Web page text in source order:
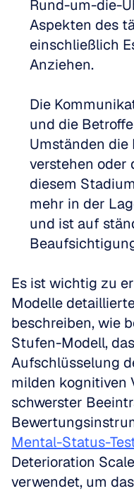
Rund-um-die-
Aspekten des
einschließlich
Anziehen.
Die
und die
Umständen die
verstehen oder
diesem
mehr in der
und ist auf
Es ist wichtig zu
Modelle
beschreiben, wie
Stufen-Modell,
Aufschlüsselung
milden kognitiven
schwerster
Mental-Status-
Deterioration
verwendet, um